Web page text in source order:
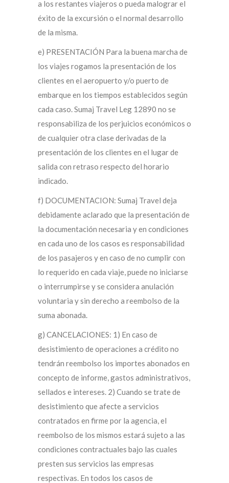
a los restantes viajeros o pueda malograr el
éxito de la excursión o el normal desarrollo
de la misma.
e) PRESENTACIÓN Para la buena marcha de
los viajes rogamos la presentación de los
clientes en el aeropuerto y/o puerto de
embarque en los tiempos establecidos según
cada caso. Sumaj Travel Leg 12890 no se
responsabiliza de los perjuicios económicos o
de cualquier otra clase derivadas de la
presentación de los clientes en el lugar de
salida con retraso respecto del horario
indicado.
f) DOCUMENTACION: Sumaj Travel deja
debidamente aclarado que la presentación de
la documentación necesaria y en condiciones
en cada uno de los casos es responsabilidad
de los pasajeros y en caso de no cumplir con
lo requerido en cada viaje, puede no iniciarse
o interrumpirse y se considera anulación
voluntaria y sin derecho a reembolso de la
suma abonada.
g) CANCELACIONES: 1) En caso de
desistimiento de operaciones a crédito no
tendrán reembolso los importes abonados en
concepto de informe, gastos administrativos,
sellados e intereses. 2) Cuando se trate de
desistimiento que afecte a servicios
contratados en firme por la agencia, el
reembolso de los mismos estará sujeto a las
condiciones contractuales bajo las cuales
presten sus servicios las empresas
respectivas. En todos los casos de